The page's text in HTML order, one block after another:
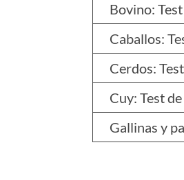
Bovino:
Caballos:
Cerdos:
Cuy: Test
Gallinas y